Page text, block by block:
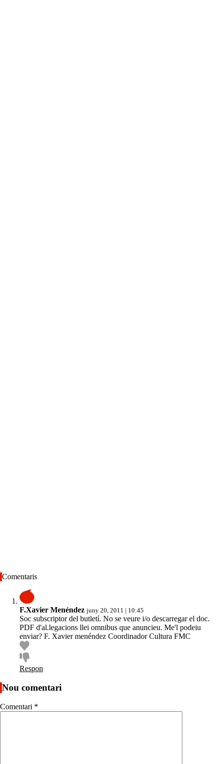
Comentaris
F.Xavier Menéndez juny 20, 2011 | 10:45
Soc subscriptor del butletí. No se veure i/o descarregar el doc.
PDF d'al.legacions llei omnibus que anuncieu. Me'l podeiu
enviar? F. Xavier menéndez Coordinador Cultura FMC
Respon
Nou comentari
Comentari *